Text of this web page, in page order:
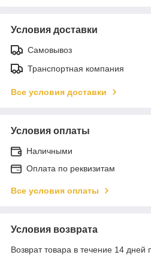
Условия доставки
Самовывоз
Транспортная компания
Все условия доставки
Условия оплаты
Наличными
Оплата по реквизитам
Все условия оплаты
Условия возврата
Возврат товара в течение 14 дней